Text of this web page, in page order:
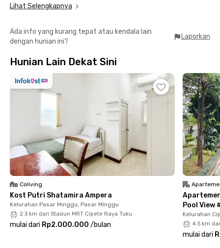
Lokasinya strategis untuk menuju kantor maupun kampus
Universitas Prasetiya Mulya Kampus Cilandak. Soal
transportasi juga nggak bakal repot karena Stasiun MRT Lebak
dari hunian.
Mencari hiburan atau butuh belanja? Tinggal ke Pondok Indah
Mall, Carrefour Lebak Bulus, atau Cilandak Town Square. Unit
coliving di tengah kompleks perumahan eksklusif ini juga
dikelilingi oleh rumah sakit yang akan membuatmu merasa
lebih aman jika ada kondisi darurat.
Fasilitas diCempaka Lestari Lebak Bulus
sendiri nggak kalah
lengkap. Semua kamar sudah fully furnished dengan koneksi
internet, dapur bersama, serta area parkir untuk mobil maupun
motor. Tidak ketinggalan jasa pembersihan kamar harian.
Komplet!
Untuk membawa anabul kesayanganmu harus mendapatkan
approval dari owner, ya.
Cari kost lain di Jakarta Selatan.
Lihat Selengkapnya
Ada info yang kurang tepat atau kendala lain
dengan hunian ini?
Laporkan
Hunian Lain Dekat Sini
Coliving
Kost Putri Shatamira Ampera
Kelurahan Pasar Minggu, Pasar Minggu
2.3 km dari Stasiun MRT Cipete Raya Tuku
mulai dari Rp2.000.000 /bulan
Pool View
Kelurahan
4.5 km
mulai dari